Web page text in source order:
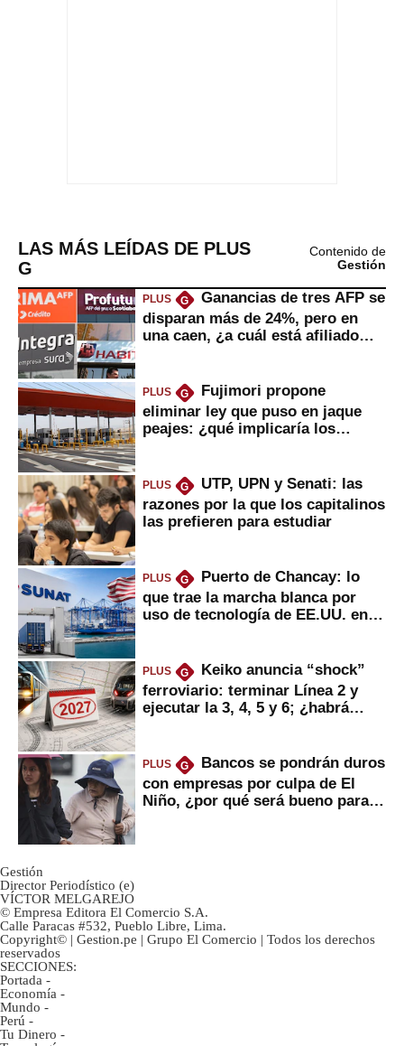
LAS MÁS LEÍDAS DE PLUS
G
Contenido de
Gestión
PLUS G
Ganancias de tres AFP se
disparan más de 24%, pero en
una caen, ¿a cuál está afiliado
PLUS G
Fujimori propone
eliminar ley que puso en jaque
peajes: ¿qué implicaría los
PLUS G
UTP, UPN y Senati: las
razones por la que los capitalinos
las prefieren para estudiar
PLUS G
Puerto de Chancay: lo
que trae la marcha blanca por
uso de tecnología de EE.UU. en
PLUS G
Keiko anuncia “shock”
ferroviario: terminar Línea 2 y
ejecutar la 3, 4, 5 y 6; ¿habrá
PLUS G
Bancos se pondrán duros
con empresas por culpa de El
Niño, ¿por qué será bueno para
Gestión
Director Periodístico (e)
VÍCTOR MELGAREJO
© Empresa Editora El Comercio S.A.
Calle Paracas #532, Pueblo Libre, Lima.
Copyright© | Gestion.pe | Grupo El Comercio | Todos los derechos
reservados
SECCIONES:
Portada -
Economía -
Mundo -
Perú -
Tu Dinero -